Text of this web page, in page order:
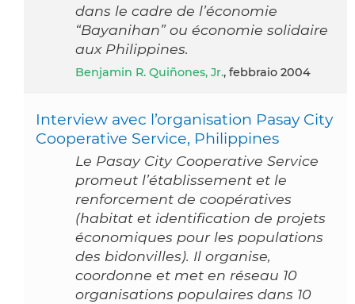
dans le cadre de l’économie
“Bayanihan” ou économie solidaire
aux Philippines.
Benjamin R. Quiñones, Jr., febbraio 2004
Interview avec l’organisation Pasay City
Cooperative Service, Philippines
Le Pasay City Cooperative Service
promeut l’établissement et le
renforcement de coopératives
(habitat et identification de projets
économiques pour les populations
des bidonvilles). Il organise,
coordonne et met en réseau 10
organisations populaires dans 10